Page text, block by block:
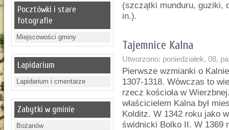
Pocztówki i stare
fotografie
Miejscowości gminy
Lapidarium
Lapidarium i cmentarze
Zabytki w gminie
Bożanów
(szczątki munduru, guziki,
in.).
Tajemnice Kalna
Utworzono: poniedziałek, 08,
Pierwsze wzmianki o
1307-1318. Wówczas to
rzecz kościoła w
właścicielem Kalna był
Kolditz. W 1342 roku jako
świdnicki Bolko II. W 1369